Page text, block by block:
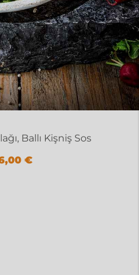
Ballı Kişniş Sos
€